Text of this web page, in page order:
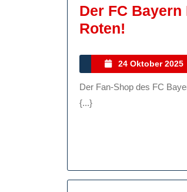
Der FC
Roten!
Bayern
Fan-
In
24 Oktober 2025
Der Fan-Shop des FC Bayern: Tauchen Sie ein in die Welt der Roten Der FC Bayern München ist nicht nur
{...}